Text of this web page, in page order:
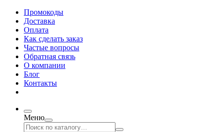
Промокоды
Доставка
Оплата
Как сделать заказ
Частые вопросы
Обратная связь
О компании
Блог
Контакты
Меню